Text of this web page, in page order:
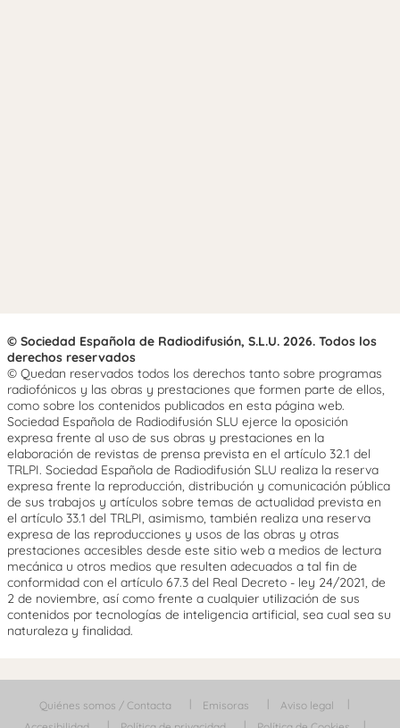
© Sociedad Española de Radiodifusión, S.L.U. 2026. Todos los
derechos reservados
© Quedan reservados todos los derechos tanto sobre programas
radiofónicos y las obras y prestaciones que formen parte de ellos,
como sobre los contenidos publicados en esta página web.
Sociedad Española de Radiodifusión SLU ejerce la oposición
expresa frente al uso de sus obras y prestaciones en la
elaboración de revistas de prensa prevista en el artículo 32.1 del
TRLPI. Sociedad Española de Radiodifusión SLU realiza la reserva
expresa frente la reproducción, distribución y comunicación pública
de sus trabajos y artículos sobre temas de actualidad prevista en
el artículo 33.1 del TRLPI, asimismo, también realiza una reserva
expresa de las reproducciones y usos de las obras y otras
prestaciones accesibles desde este sitio web a medios de lectura
mecánica u otros medios que resulten adecuados a tal fin de
conformidad con el artículo 67.3 del Real Decreto - ley 24/2021, de
2 de noviembre, así como frente a cualquier utilización de sus
contenidos por tecnologías de inteligencia artificial, sea cual sea su
naturaleza y finalidad.
Quiénes somos / Contacta Emisoras
Aviso legal